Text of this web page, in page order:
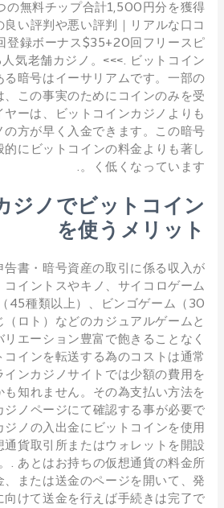
の無料チップ合計1,500円分を獲得
い評判や悪い評判｜リアルな口コ
登録ボーナス$35+20回フリースピ
気老舗カジノ。<<<. ビットコイン
暗号はイーサリアムです。一部の
、この事実のためにコインのみを受
ーは、ビットコインカジノよりも
の方が早く入金できます。この暗号
にビットコインの料金よりも著し
く低くなっています。.
ジノでビットコイン
を使うメリット
書・暗号資産の取引に係る収入が
コイントスやキノ、サイコロゲーム
45種類以上）、ビンゴゲーム（30
ロト）などのカジュアルゲームと
エーション豊富で飽きることなく
インを転送する為のコストは通常
ンカジノサイトでは少額の費用を
知れません。その為支払い方法を
ジノページにて確認する事が必要で
ノの入出金にビットコインを使用
貨取引所またはウォレットを開設
. あとはお持ちの仮想通貨の料金所
または送金のページを開いて、発
けて送金を行えば手続きは完了で